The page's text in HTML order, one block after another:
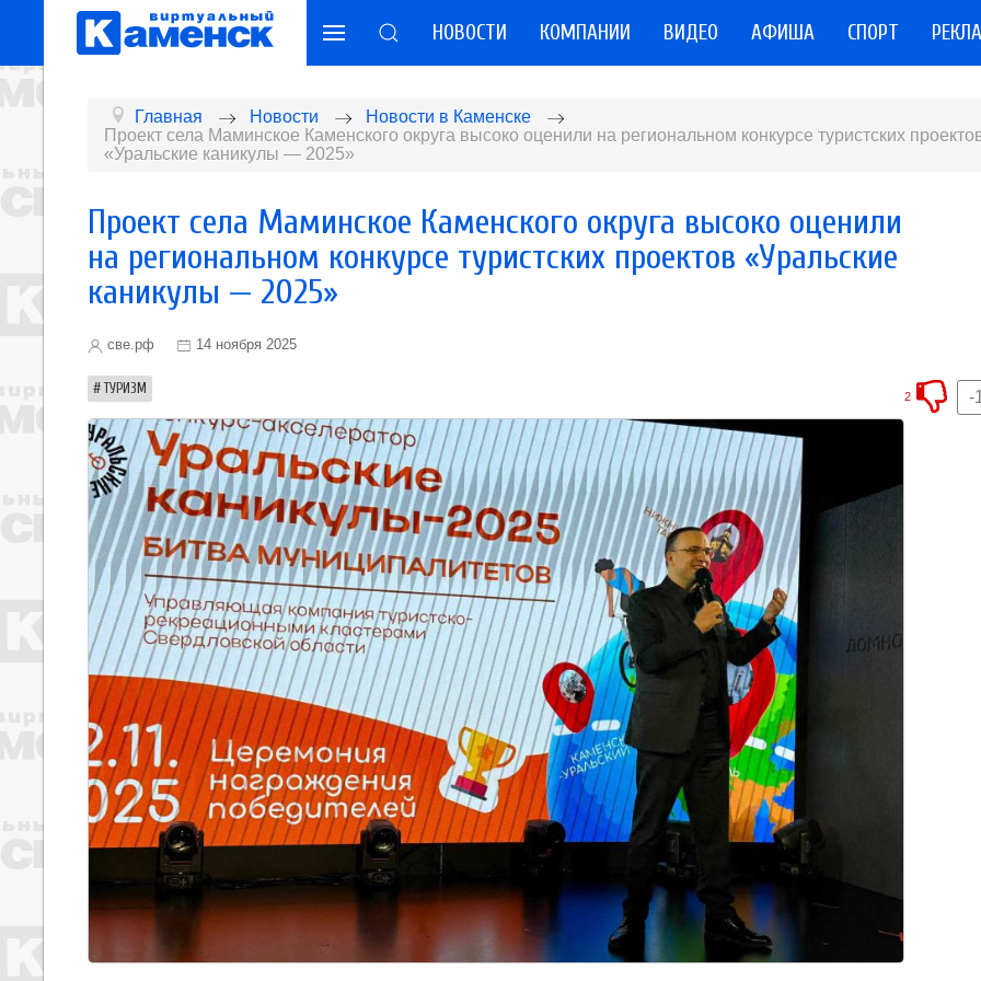
НОВОСТИ КОМПАНИИ ВИДЕО АФИША СПОРТ
Главная Новости
Новости в Каменске
Проект села Маминское Каменского округа высоко оценили на региональном конкурсе туристских
«Уральские каникулы — 2025»
Проект села Маминское Каменского округа высоко оценили
на региональном конкурсе туристских проектов «Уральские
каникулы — 2025»
све.рф 14 ноября 2025
ТУРИЗМ -
2